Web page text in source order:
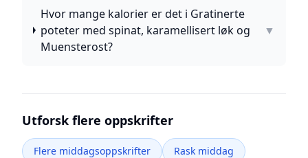
Hvor mange kalorier er det i Gratinerte
poteter med spinat, karamellisert løk og
Muensterost?
▼
Utforsk flere oppskrifter
Flere middagsoppskrifter
Rask middag